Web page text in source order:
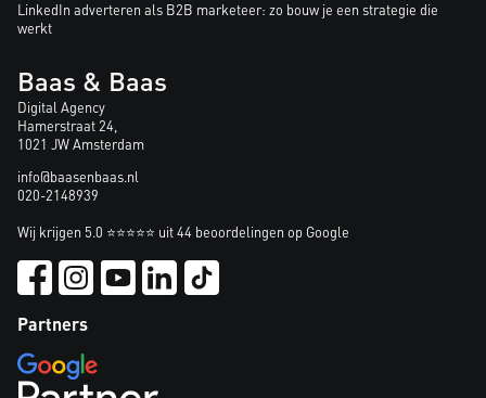
LinkedIn adverteren als B2B marketeer: zo bouw je een strategie die
werkt
Baas & Baas
Digital Agency
Hamerstraat 24,
1021 JW Amsterdam
info@baasenbaas.nl
020-2148939
Wij krijgen 5.0 ⭐⭐⭐⭐⭐ uit 44 beoordelingen op Google
Partners